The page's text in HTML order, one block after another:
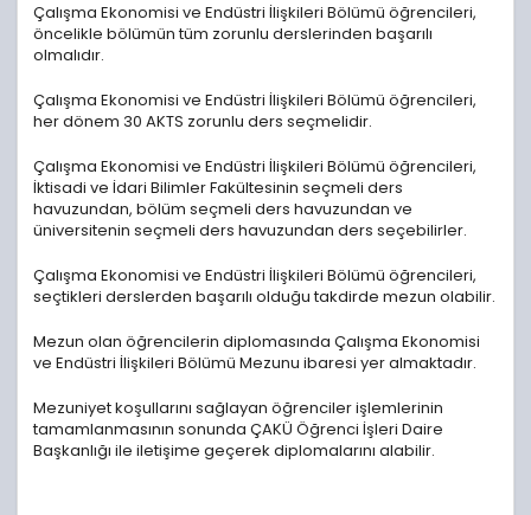
Çalışma Ekonomisi ve Endüstri İlişkileri Bölümü öğrencileri,
öncelikle bölümün tüm zorunlu derslerinden başarılı
olmalıdır.
Çalışma Ekonomisi ve Endüstri İlişkileri Bölümü öğrencileri,
her dönem 30 AKTS zorunlu ders seçmelidir.
Çalışma Ekonomisi ve Endüstri İlişkileri Bölümü öğrencileri,
İktisadi ve İdari Bilimler Fakültesinin seçmeli ders
havuzundan, bölüm seçmeli ders havuzundan ve
üniversitenin seçmeli ders havuzundan ders seçebilirler.
Çalışma Ekonomisi ve Endüstri İlişkileri Bölümü öğrencileri,
seçtikleri derslerden başarılı olduğu takdirde mezun olabilir.
Mezun olan öğrencilerin diplomasında Çalışma Ekonomisi
ve Endüstri İlişkileri Bölümü Mezunu ibaresi yer almaktadır.
Mezuniyet koşullarını sağlayan öğrenciler işlemlerinin
tamamlanmasının sonunda ÇAKÜ Öğrenci İşleri Daire
Başkanlığı ile iletişime geçerek diplomalarını alabilir.